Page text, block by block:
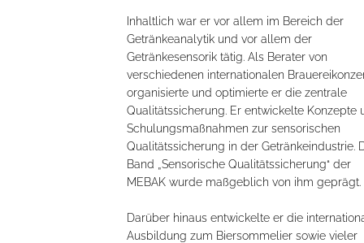
Inhaltlich war er vor allem im Bereich der
Getränkeanalytik und vor allem der
Getränkesensorik tätig. Als Berater von
verschiedenen internationalen
organisierte und optimierte er die zentrale
Qualitätssicherung. Er entwickelte Konzepte
Schulungsmaßnahmen zur sensorischen
Qualitätssicherung in der Getränkeindustrie.
Band „Sensorische Qualitätssicherung“ der
MEBAK wurde maßgeblich von ihm geprägt.
Darüber hinaus entwickelte er die
Ausbildung zum Biersommelier sowie vieler